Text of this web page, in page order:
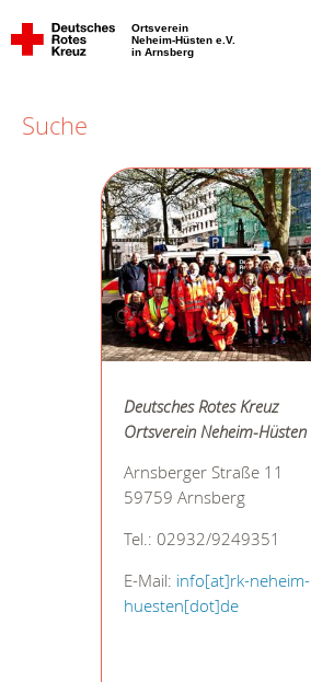
Ortsverein
Neheim-Hüsten e.V.
in Arnsberg
Suche
Deutsches Rotes Kreuz
Ortsverein Neheim-Hüsten
Arnsberger Straße 11
59759 Arnsberg
Tel.: 02932/9249351
E-Mail: info[at]rk-neheim-
huesten[dot]de